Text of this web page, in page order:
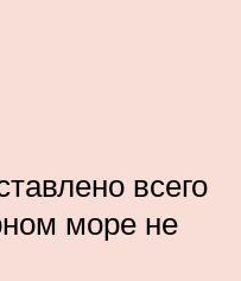
всего
море не